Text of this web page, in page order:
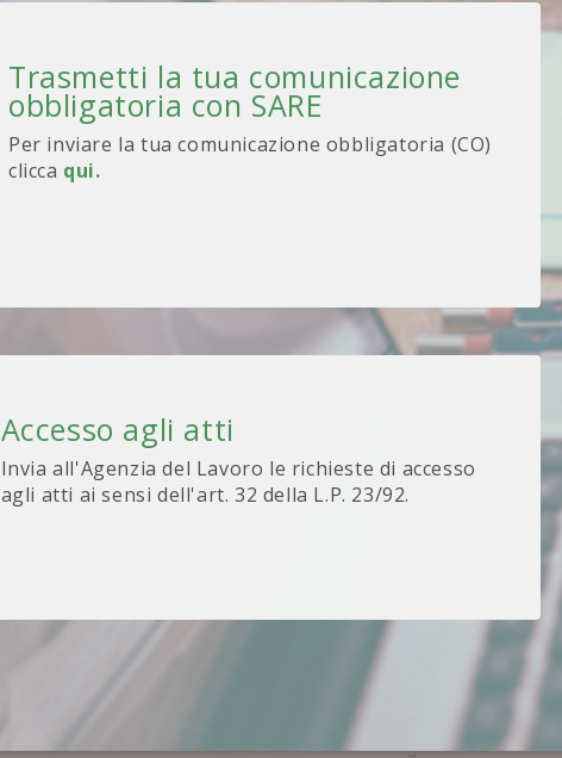
Trasmetti la tua comunicazione
obbligatoria con SARE
Per inviare la tua comunicazione obbligatoria (CO)
clicca qui.
Accesso agli atti
Invia all'Agenzia del Lavoro le richieste di accesso
agli atti ai sensi dell'art. 32 della L.P. 23/92.